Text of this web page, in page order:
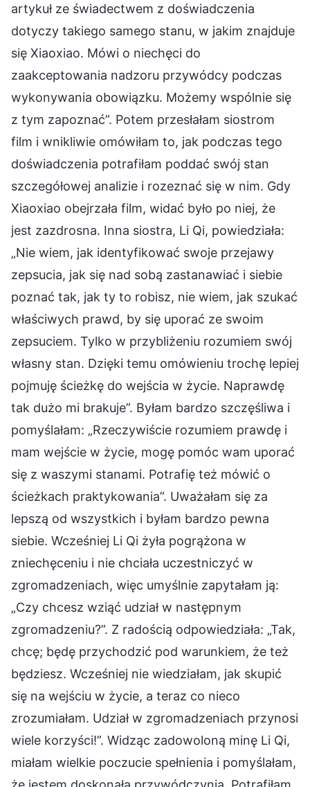
artykuł ze świadectwem z doświadczenia
dotyczy takiego samego stanu, w jakim znajduje
się Xiaoxiao. Mówi o niechęci do
zaakceptowania nadzoru przywódcy podczas
wykonywania obowiązku. Możemy wspólnie się
z tym zapoznać”. Potem przesłałam siostrom
film i wnikliwie omówiłam to, jak podczas tego
doświadczenia potrafiłam poddać swój stan
szczegółowej analizie i rozeznać się w nim. Gdy
Xiaoxiao obejrzała film, widać było po niej, że
jest zazdrosna. Inna siostra, Li Qi, powiedziała:
„Nie wiem, jak identyfikować swoje przejawy
zepsucia, jak się nad sobą zastanawiać i siebie
poznać tak, jak ty to robisz, nie wiem, jak szukać
właściwych prawd, by się uporać ze swoim
zepsuciem. Tylko w przybliżeniu rozumiem swój
własny stan. Dzięki temu omówieniu trochę lepiej
pojmuję ścieżkę do wejścia w życie. Naprawdę
tak dużo mi brakuje”. Byłam bardzo szczęśliwa i
pomyślałam: „Rzeczywiście rozumiem prawdę i
mam wejście w życie, mogę pomóc wam uporać
się z waszymi stanami. Potrafię też mówić o
ścieżkach praktykowania”. Uważałam się za
lepszą od wszystkich i byłam bardzo pewna
siebie. Wcześniej Li Qi żyła pogrążona w
zniechęceniu i nie chciała uczestniczyć w
zgromadzeniach, więc umyślnie zapytałam ją:
„Czy chcesz wziąć udział w następnym
zgromadzeniu?”. Z radością odpowiedziała: „Tak,
chcę; będę przychodzić pod warunkiem, że też
będziesz. Wcześniej nie wiedziałam, jak skupić
się na wejściu w życie, a teraz co nieco
zrozumiałam. Udział w zgromadzeniach przynosi
wiele korzyści!”. Widząc zadowoloną minę Li Qi,
miałam wielkie poczucie spełnienia i pomyślałam,